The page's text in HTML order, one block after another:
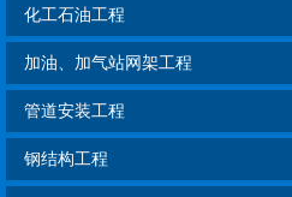
化工石油工程
加油、加气站网架工程
管道安装工程
钢结构工程